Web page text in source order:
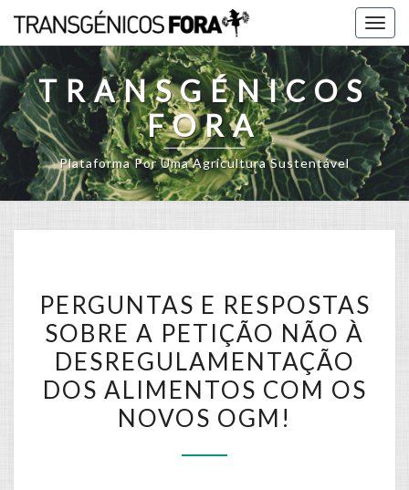
Skip
content
TRANSGÉNICOS
FORA
Plataforma Por Uma Agricultura Sustentável
E
RESPOSTAS
SOBRE
A
PETIÇÃO
NÃO
À
PERGUNTAS E RESPOSTAS
SOBRE A PETIÇÃO NÃO À
DESREGULAMENTAÇÃO
DOS ALIMENTOS COM OS
NOVOS OGM!